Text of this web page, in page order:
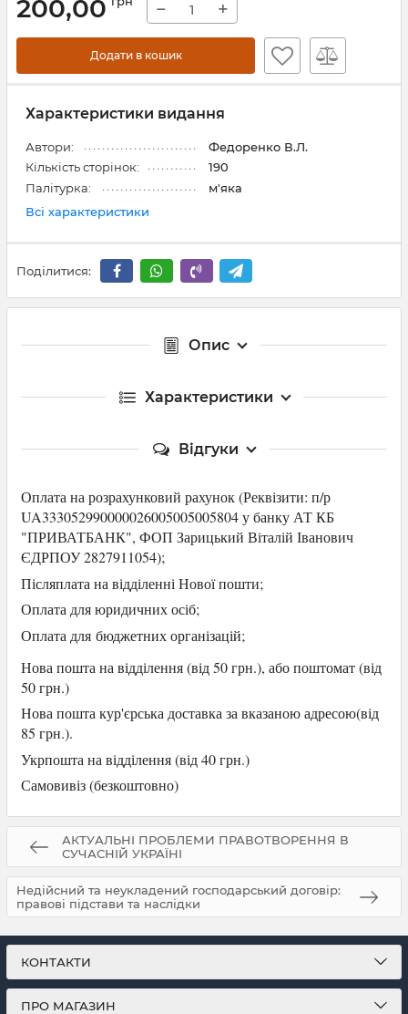
200,00 − +
Додати в кошик
Характеристики видання
Автори:
Федоренко В.Л.
Кількість сторінок:
190
Палітурка:
м'яка
Всі характеристики
Поділитися:
Опис
Характеристики
Відгуки
Оплата на розрахунковий рахунок (Реквізити: п/р
UA333052990000026005005005804 у банку АТ КБ
"ПРИВАТБАНК", ФОП Зарицький Віталій Іванович
ЄДРПОУ 2827911054);
Післяплата на відділенні Нової пошти;
Оплата для юридичних осіб;
Оплата для бюджетних організацій;
Нова пошта на відділення (від 50 грн.), абопоштомат (від
50 грн.)
Нова пошта кур'єрська доставка за вказаною адресою(від
85 грн.).
Укрпошта на відділення (від 40 грн.)
Самовивіз (безкоштовно)
АКТУАЛЬНІ ПРОБЛЕМИ ПРАВОТВОРЕННЯ В
СУЧАСНІЙ УКРАЇНІ
Недійсний та неукладений господарський договір:
правові підстави та наслідки
КОНТАКТИ
ПРО МАГАЗИН